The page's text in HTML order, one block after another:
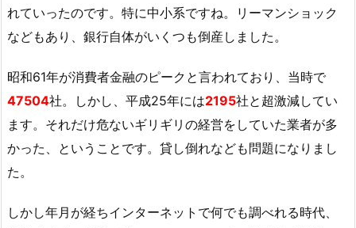
れていったのです。特に中小系ですね。リーマンショック
などもあり、銀行自体がいくつも倒産しました。
昭和61年が消費者金融のピークと言われており、当時で
47504社。しかし、平成25年には2195社と超激減してい
ます。それだけ危ないギリギリの経営をしていた業者が多
かった、ということです。貸し倒れなども問題になりまし
た。
しかし年月が経ちインターネットで何でも調べれる時代、